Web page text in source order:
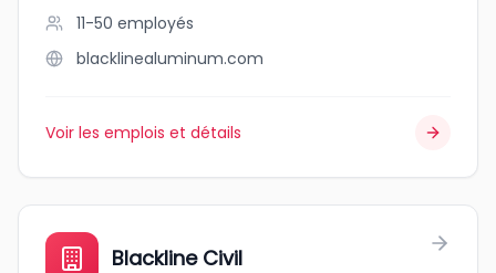
11-50 employés
blacklinealuminum.com
Voir les emplois et détails
Blackline Civil